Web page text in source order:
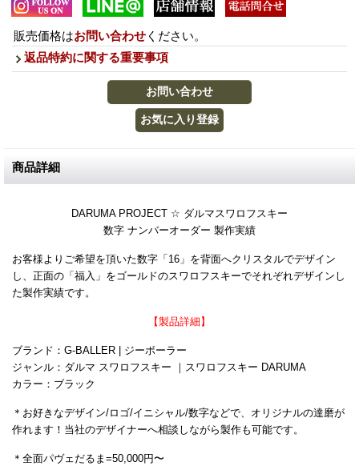
販売価格はお問い合わせ ください。
返品特約に関する重要事項
商品詳細
DARUMA PROJECT ☆ ダルマスワロフスキー
数字 ナンバーオーダー 製作実績
お客様よりご希望を頂いた数字「16」を背面へクリスタルでデザイン
し、正面の「福入」をゴールドのスワロフスキーでそれぞれデザインし
た製作実績です。
【製品詳細】
ブランド：G-BALLER | ジーボーラー
ジャンル：ダルマ スワロフスキー ｜スワロフスキー DARUMA
カラー：ブラック
＊お好きなデザイン/ロゴ/イニシャル/数字などで、オリジナルの達磨が
作れます！当社のデザイナーへ相談しながら製作も可能です。
＊全面パヴェだるま=50,000円〜